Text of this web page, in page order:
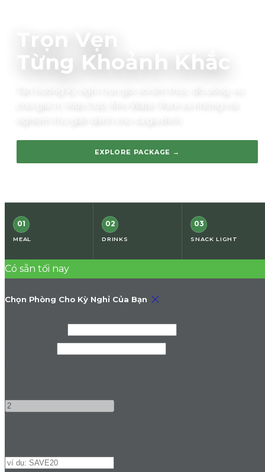
Trọn Vẹn
Từng Khoảnh Khắc
EXPLORE PACKAGE →
01
MEAL
02
DRINKS
03
SNACK LIGHT
Có sẵn tối nay
Chọn Phòng Cho Kỳ Nghỉ Của Bạn